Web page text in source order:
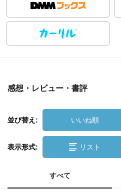
感想・レビュー・書評
並び替え: いいね順
表示形式: リスト
すべて